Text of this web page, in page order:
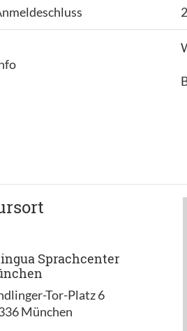
Sprachcenter
Tor-Platz 6
München